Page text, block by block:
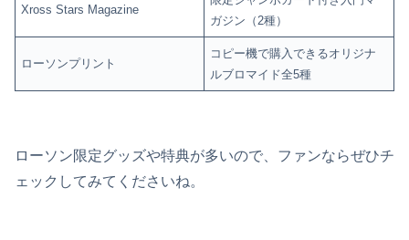
Xross Stars Magazine
ガジン（2種）
ローソンプリント
コピー機で購入できるオリジナ
ルブロマイド全5種
ローソン限定グッズや特典が多いので、ファンならぜひチ
ェックしてみてくださいね。